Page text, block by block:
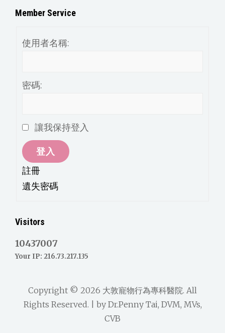
分
Member Service
使用者名稱:
密碼:
讓我保持登入
登入
註冊
遺失密碼
Visitors
10437007
Your IP: 216.73.217.135
Copyright © 2026 大敦寵物行為專科醫院. All
Rights Reserved. | by Dr.Penny Tai, DVM, MVs,
CVB